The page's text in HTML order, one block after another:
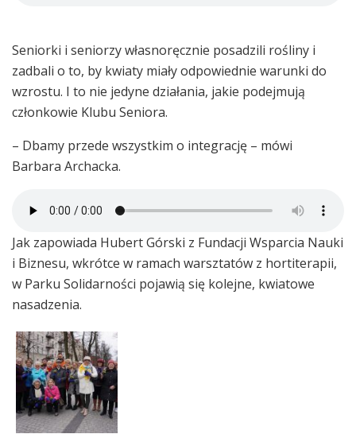
Seniorki i seniorzy własnoręcznie posadzili rośliny i
zadbali o to, by kwiaty miały odpowiednie warunki do
wzrostu. I to nie jedyne działania, jakie podejmują
członkowie Klubu Seniora.
– Dbamy przede wszystkim o integrację – mówi
Barbara Archacka.
Jak zapowiada Hubert Górski z Fundacji Wsparcia Nauki
i Biznesu, wkrótce w ramach warsztatów z hortiterapii,
w Parku Solidarności pojawią się kolejne, kwiatowe
nasadzenia.